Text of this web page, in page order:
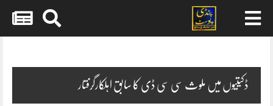
ڈکیتیوں میں ملوث سی سی ڈی کا سابق اہلکارگرفتار